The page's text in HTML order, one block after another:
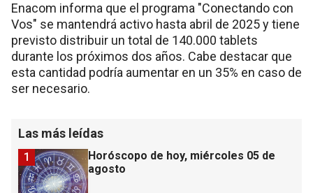
Enacom informa que el programa "Conectando con
Vos" se mantendrá activo hasta abril de 2025 y tiene
previsto distribuir un total de 140.000 tablets
durante los próximos dos años. Cabe destacar que
esta cantidad podría aumentar en un 35% en caso de
ser necesario.
Las más leídas
Horóscopo de hoy, miércoles 05 de
agosto
1